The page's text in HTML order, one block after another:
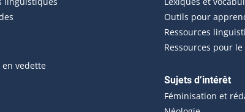
vedette
Outils pour
Ressources
Ressources pour
Sujets d’intérêt
Féminisation et